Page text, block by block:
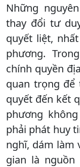
Những
thay đổi tư
quyết liệt,
phương.
chính quyền
quan trọng để
quyết đến kết
phương
phải phát huy
nghĩ, dám làm
gian là